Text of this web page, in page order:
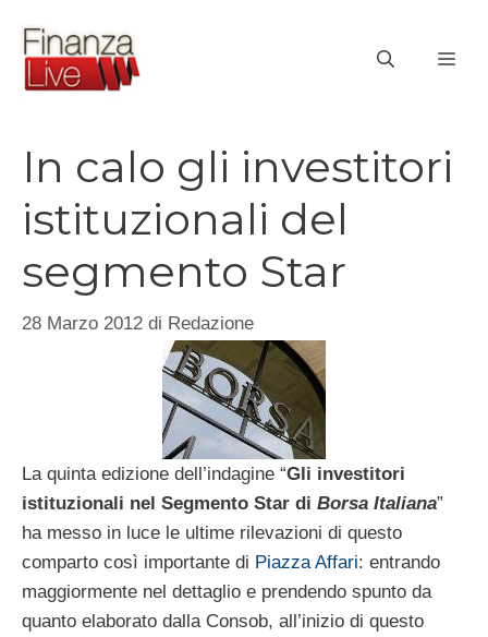
contenuto
In calo gli investitori
istituzionali del
segmento Star
28 Marzo 2012 di Redazione
La quinta edizione dell’indagine “Gli investitori
istituzionali nel Segmento Star di Borsa Italiana”
ha messo in luce le ultime rilevazioni di questo
comparto così importante di Piazza Affari: entrando
maggiormente nel dettaglio e prendendo spunto da
quanto elaborato dalla Consob, all’inizio di questo